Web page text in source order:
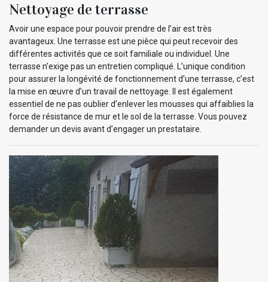
Nettoyage de terrasse
Avoir une espace pour pouvoir prendre de l’air est très
avantageux. Une terrasse est une pièce qui peut recevoir des
différentes activités que ce soit familiale ou individuel. Une
terrasse n’exige pas un entretien compliqué. L’unique condition
pour assurer la longévité de fonctionnement d’une terrasse, c’est
la mise en œuvre d’un travail de nettoyage. Il est également
essentiel de ne pas oublier d’enlever les mousses qui affaiblies la
force de résistance de mur et le sol de la terrasse. Vous pouvez
demander un devis avant d’engager un prestataire.